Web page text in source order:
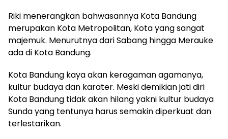
Riki menerangkan bahwasannya Kota Bandung
merupakan Kota Metropolitan, Kota yang sangat
majemuk. Menurutnya dari Sabang hingga Merauke
ada di Kota Bandung.
Kota Bandung kaya akan keragaman agamanya,
kultur budaya dan karater. Meski demikian jati diri
Kota Bandung tidak akan hilang yakni kultur budaya
Sunda yang tentunya harus semakin diperkuat dan
terlestarikan.